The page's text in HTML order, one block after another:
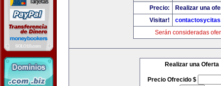
Precio:
Realizar una
Visitar!
Serán consideradas
Realizar una Oferta
Precio Ofrecido $